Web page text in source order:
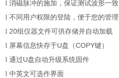
l 消磁脉冲的施加，保证测试波形一致
l 不同用户权限的登陆，便于您的管理
l 20组仪器文件可供存储并自动加载
l 屏幕信息快存于U盘（COPY键）
l 通过U盘自动升级系统固件
l 中英文可选作界面